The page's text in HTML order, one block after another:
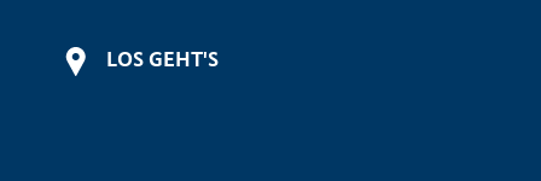
LOS GEHT'S